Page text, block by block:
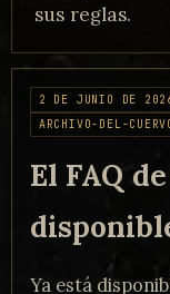
sus reglas.
2 DE JUNIO DE
ARCHIVO-DEL-
El FAQ
Ya está